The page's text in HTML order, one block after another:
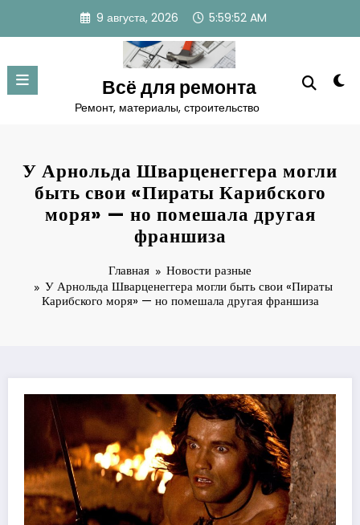
содержимому
9 августа, 2026 5:59:53 AM
Всё для ремонта
Ремонт, материалы, строительство
У Арнольда Шварценеггера могли
быть свои «Пираты Карибского
моря» — но помешала другая
франшиза
Главная
Новости разные
У Арнольда Шварценеггера могли быть свои «Пираты
Карибского моря» — но помешала другая франшиза